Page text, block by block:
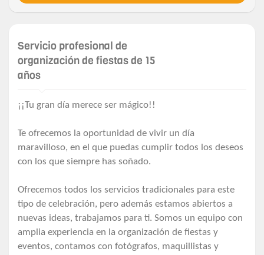
Servicio profesional de
organización de fiestas de 15
años
¡¡Tu gran día merece ser mágico!!
Te ofrecemos la oportunidad de vivir un día
maravilloso, en el que puedas cumplir todos los deseos
con los que siempre has soñado.
Ofrecemos todos los servicios tradicionales para este
tipo de celebración, pero además estamos abiertos a
nuevas ideas, trabajamos para ti. Somos un equipo con
amplia experiencia en la organización de fiestas y
eventos, contamos con fotógrafos, maquillistas y